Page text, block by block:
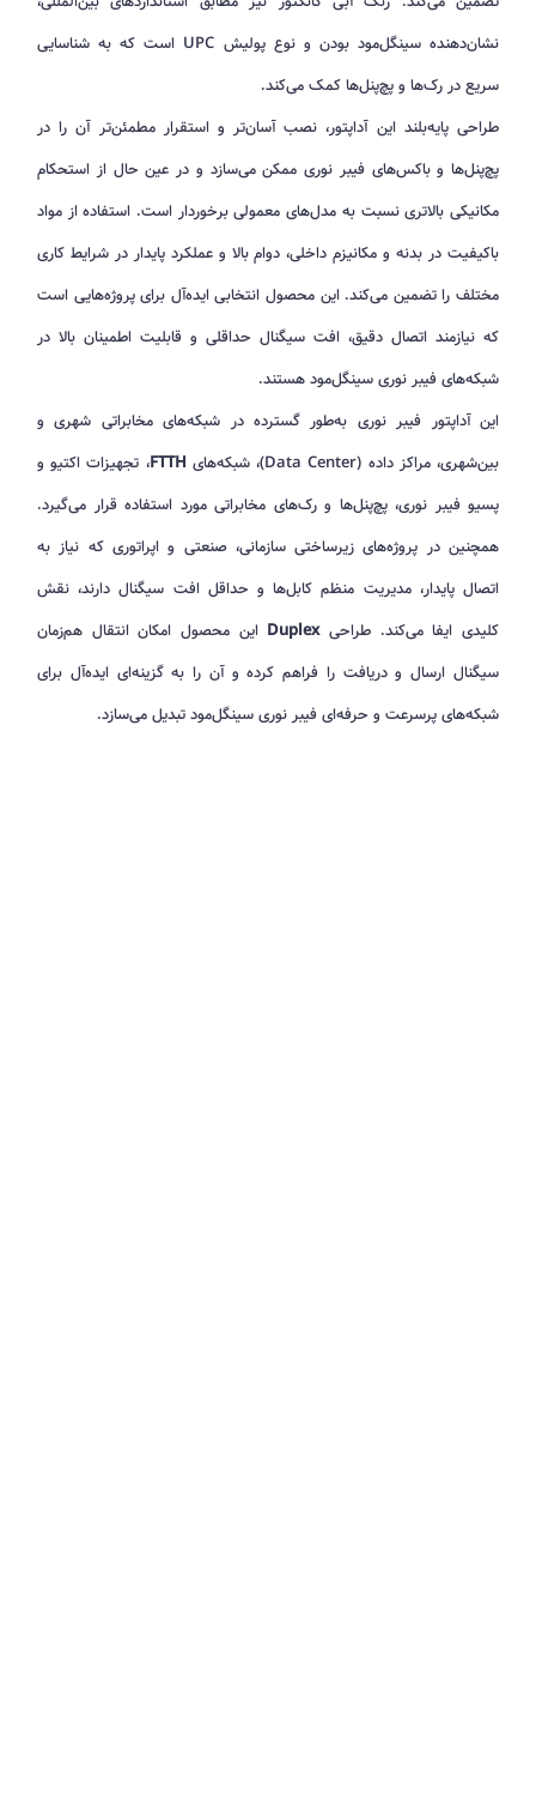
نشان‌دهنده سینگل‌مود بودن و نوع پولیش UPC است که به شناسایی
سریع در رک‌ها و پچ‌پنل‌ها کمک می‌کند.
طراحی پایه‌بلند این آداپتور، نصب آسان‌تر و استقرار مطمئن‌تر آن را در
پچ‌پنل‌ها و باکس‌های فیبر نوری ممکن می‌سازد و در عین حال از استحکام
مکانیکی بالاتری نسبت به مدل‌های معمولی برخوردار است. استفاده از مواد
باکیفیت در بدنه و مکانیزم داخلی، دوام بالا و عملکرد پایدار در شرایط کاری
مختلف را تضمین می‌کند. این محصول انتخابی ایده‌آل برای پروژه‌هایی است
که نیازمند اتصال دقیق، افت سیگنال حداقلی و قابلیت اطمینان بالا در
شبکه‌های فیبر نوری سینگل‌مود هستند.
این آداپتور فیبر نوری به‌طور گسترده در شبکه‌های مخابراتی شهری و
بین‌شهری، مراکز داده (Data Center)، شبکه‌های
FTTH، تجهیزات اکتیو و
پسیو فیبر نوری، پچ‌پنل‌ها و رک‌های مخابراتی مورد استفاده قرار می‌گیرد.
همچنین در پروژه‌های زیرساختی سازمانی، صنعتی و اپراتوری که نیاز به
اتصال پایدار، مدیریت منظم کابل‌ها و حداقل افت سیگنال دارند، نقش
کلیدی ایفا می‌کند. طراحیDuplex این محصول امکان انتقال هم‌زمان
سیگنال ارسال و دریافت را فراهم کرده و آن را به گزینه‌ای ایده‌آل برای
شبکه‌های پرسرعت و حرفه‌ای فیبر نوری سینگل‌مود تبدیل می‌سازد.